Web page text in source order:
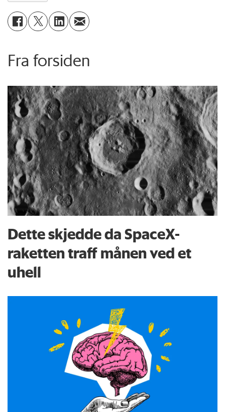
Fra forsiden
Dette skjedde da SpaceX-
raketten traff månen ved et
uhell